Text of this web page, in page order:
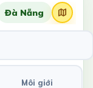
Đà Nẵng
Môi giới